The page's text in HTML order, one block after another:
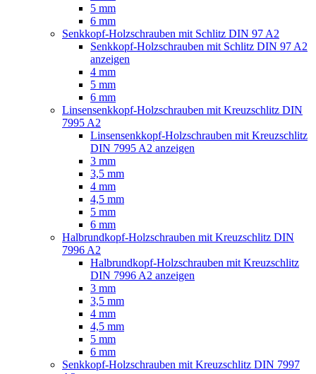
5 mm
6 mm
Senkkopf-Holzschrauben mit Schlitz DIN 97 A2
Senkkopf-Holzschrauben mit Schlitz DIN 97 A2
anzeigen
4 mm
5 mm
6 mm
Linsensenkkopf-Holzschrauben mit Kreuzschlitz DIN
7995 A2
Linsensenkkopf-Holzschrauben mit Kreuzschlitz
DIN 7995 A2 anzeigen
3 mm
3,5 mm
4 mm
4,5 mm
5 mm
6 mm
Halbrundkopf-Holzschrauben mit Kreuzschlitz DIN
7996 A2
Halbrundkopf-Holzschrauben mit Kreuzschlitz
DIN 7996 A2 anzeigen
3 mm
3,5 mm
4 mm
4,5 mm
5 mm
6 mm
Senkkopf-Holzschrauben mit Kreuzschlitz DIN 7997